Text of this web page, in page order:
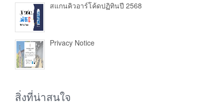
สแกนคิวอาร์โค้ดปฏิทินปี 2568
Privacy Notice
สิ่งที่น่าสนใจ